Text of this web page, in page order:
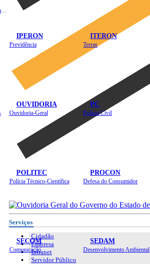
IPERON
Previdência
ITERON
Terras
OUVIDORIA
Ouvidoria-Geral
PC
Polícia Civil
POLITEC
Polícia Técnico-Científica
PROCON
Defesa do Consumidor
SECOM
Comunicação
SEDAM
Desenvolvimento Ambiental
Serviços
Cidadão
Empresa
Intranet
Servidor Público